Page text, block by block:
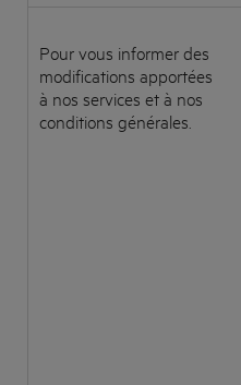
Pour vous informer des
modifications apportées
à nos services et à nos
conditions générales.